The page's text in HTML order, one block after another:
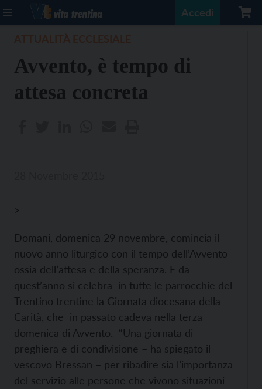
Accedi
Avvento, è tempo di
attesa concreta
>
Domani, domenica 29 novembre, comincia il
nuovo anno liturgico con il tempo dell’Avvento
ossia dell’attesa e della speranza. E da
quest’anno si celebra in tutte le parrocchie del
Trentino trentine la Giornata diocesana della
Carità, che in passato cadeva nella terza
domenica di Avvento. “Una giornata di
preghiera e di condivisione – ha spiegato il
vescovo Bressan – per ribadire sia l’importanza
del servizio alle persone che vivono situazioni